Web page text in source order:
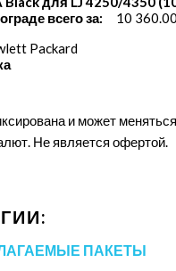
всего за:
10
Packard
и может
Не является офертой.
ПАКЕТЫ